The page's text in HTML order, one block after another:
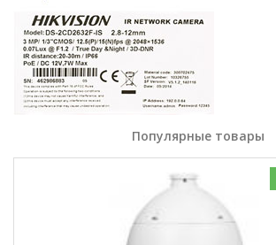
Популярные товары